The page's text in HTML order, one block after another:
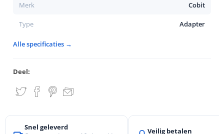
Merk Cobit
Type Adapter
Alle specificaties →
Deel:
Snel geleverd Veilig betalen